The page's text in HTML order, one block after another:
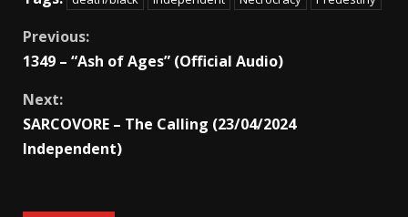
Previous:
1349 – “Ash of Ages” (Official Audio)
Next:
SARCOVORE – The Calling (23/04/2024
Independent)